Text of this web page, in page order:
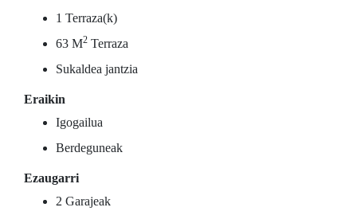
1 Terraza(k)
63 M2 Terraza
Sukaldea jantzia
Eraikin
Igogailua
Berdeguneak
Ezaugarri
2 Garajeak